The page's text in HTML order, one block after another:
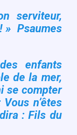
serviteur,
» Psaumes
enfants
de la mer,
se compter
n’êtes
: Fils du